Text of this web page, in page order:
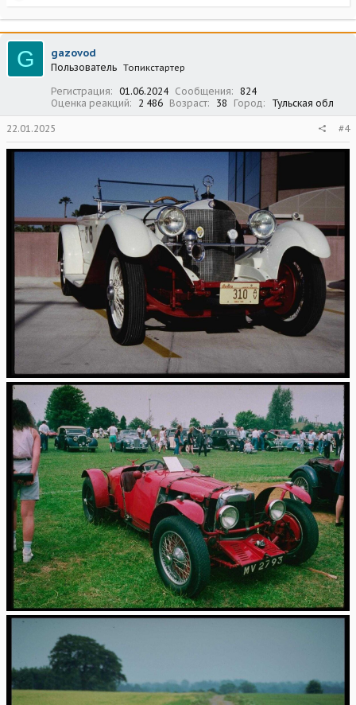
а
к
ц
и
и
G gazovod
Пользователь Топикстартер
Регистрация 01.06.2024 Сообщения
824
Оценка реакций
2 486 Возраст 38 Город Тульская обл
22.01.2025 #4